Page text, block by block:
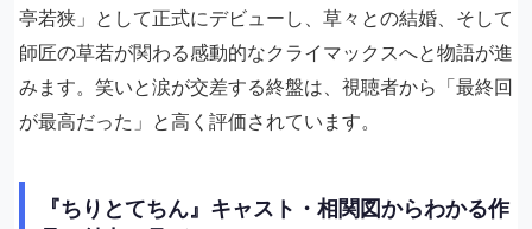
亭若狭」として正式にデビューし、草々との結婚、そして
師匠の草若が関わる感動的なクライマックスへと物語が進
みます。笑いと涙が交差する終盤は、視聴者から「最終回
が最高だった」と高く評価されています。
『ちりとてちん』キャスト・相関図からわかる作